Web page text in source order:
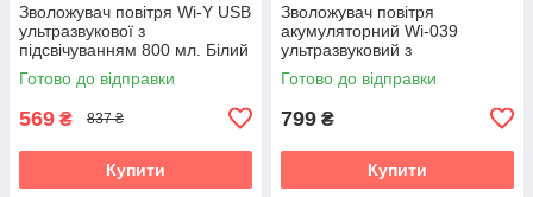
Зволожувач повітря Wi-Y USB
ультразвукової з
підсвічуванням 800 мл. Білий
Готово до відправки
569 ₴ 837 ₴
Купити
Зволожувач повітря
акумуляторний Wi-039
ультразвуковий з
підсвічуванням 700 мл.
Вулкан
Готово до відправки
799 ₴
Купити